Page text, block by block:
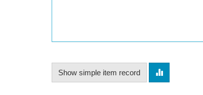
Show simple item record